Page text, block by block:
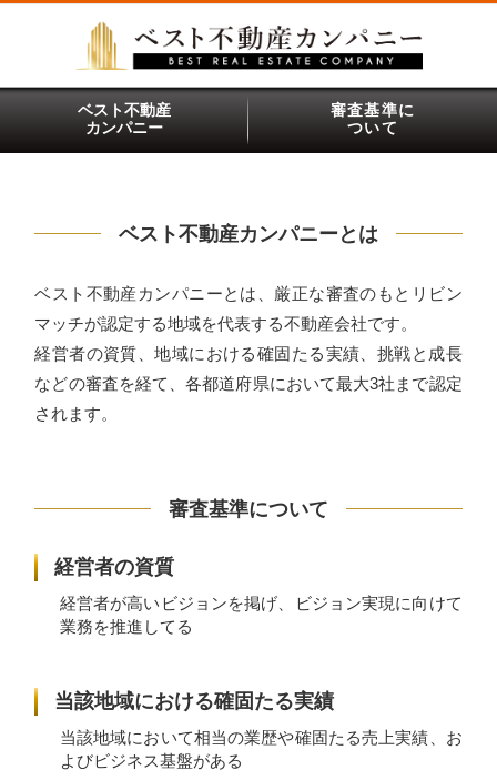
ベスト不動産
カンパニー
審査基準に
ついて
ベスト不動産カンパニーとは
ベスト不動産カンパニーとは、厳正な審査のもとリビン
マッチが認定する地域を代表する不動産会社です。
経営者の資質、地域における確固たる実績、挑戦と成長
などの審査を経て、各都道府県において最大3社まで認定
されます。
審査基準について
経営者の資質
経営者が高いビジョンを掲げ、ビジョン実現に向けて
業務を推進してる
当該地域における確固たる実績
当該地域において相当の業歴や確固たる売上実績、お
よびビジネス基盤がある